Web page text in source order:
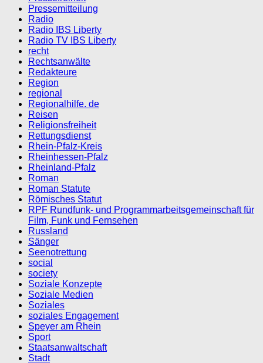
Pressemitteilung
Radio
Radio IBS Liberty
Radio TV IBS Liberty
recht
Rechtsanwälte
Redakteure
Region
regional
Regionalhilfe. de
Reisen
Religionsfreiheit
Rettungsdienst
Rhein-Pfalz-Kreis
Rheinhessen-Pfalz
Rheinland-Pfalz
Roman
Roman Statute
Römisches Statut
RPF Rundfunk- und Programmarbeitsgemeinschaft für
Film, Funk und Fernsehen
Russland
Sänger
Seenotrettung
social
society
Soziale Konzepte
Soziale Medien
Soziales
soziales Engagement
Speyer am Rhein
Sport
Staatsanwaltschaft
Stadt